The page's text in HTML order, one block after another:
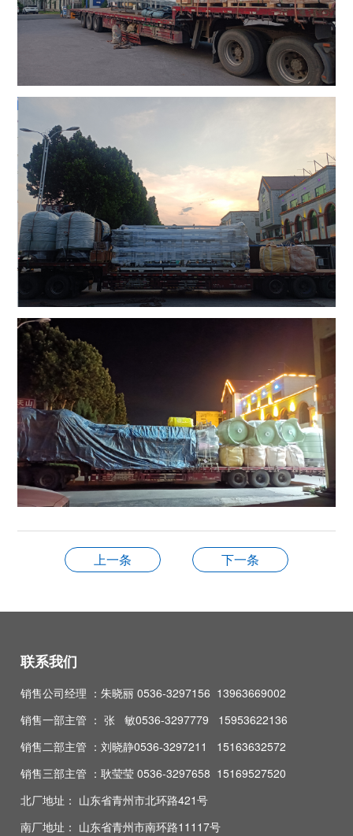
上一条 下一条
联系我们
销售公司经理 ：朱晓丽 0536-3297156 13963669002
销售一部主管 ： 张 敏0536-3297779 15953622136
销售二部主管 ：刘晓静0536-3297211 15163632572
销售三部主管 ：耿莹莹 0536-3297658 15169527520
北厂地址： 山东省青州市北环路421号
南厂地址： 山东省青州市南环路11117号